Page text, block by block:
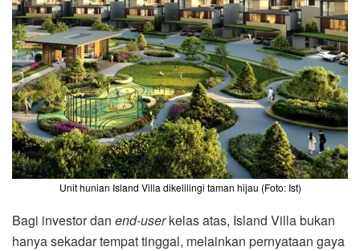
Unit hunian Island Villa dikelilingi taman hijau (Foto: Ist)
Bagi investor dan end-userkelas atas, Island Villa bukan
hanya sekadar tempat tinggal, melainkan pernyataan gaya